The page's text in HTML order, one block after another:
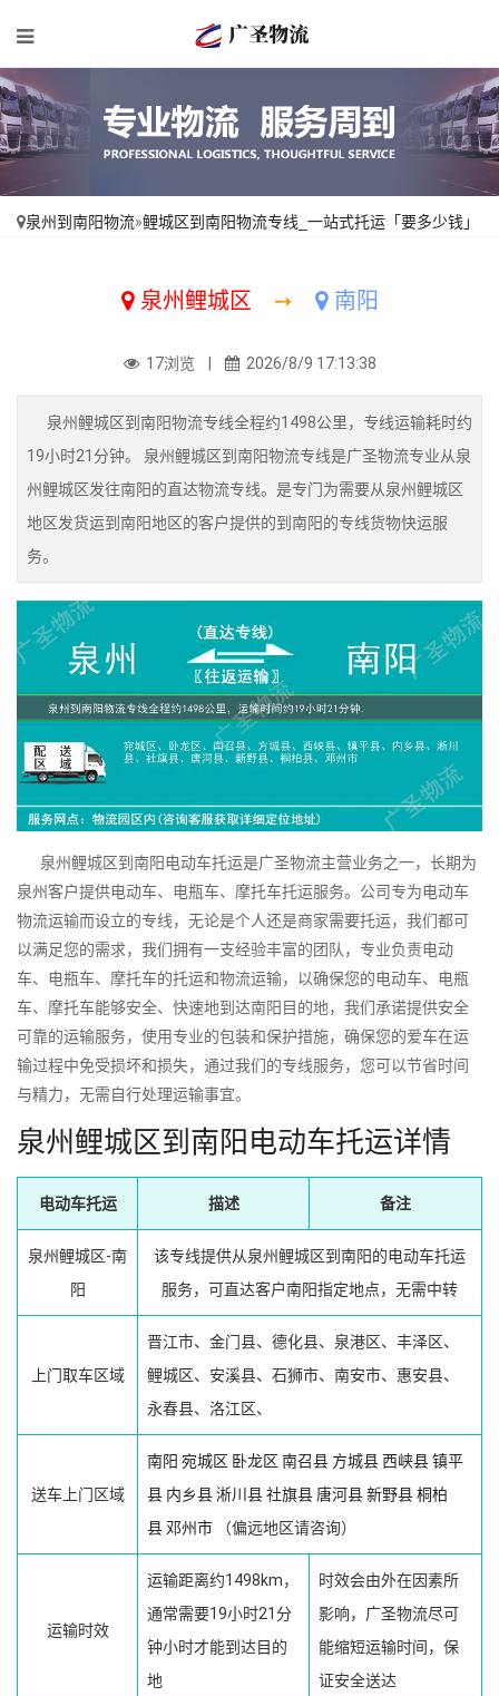
泉州到南阳物流»鲤城区到南阳物流专线_一站式托运「要多少钱」
泉州鲤城区 ➙ 南阳
17浏览 | 2026/8/9 17:13:38
泉州鲤城区到南阳物流专线全程约1498公里，专线运输耗时约
19小时21分钟。 泉州鲤城区到南阳物流专线是广圣物流专业从泉
州鲤城区发往南阳的直达物流专线。是专门为需要从泉州鲤城区
地区发货运到南阳地区的客户提供的到南阳的专线货物快运服
务。
泉州鲤城区到南阳电动车托运是广圣物流主营业务之一，长期为
泉州客户提供电动车、电瓶车、摩托车托运服务。公司专为电动车
物流运输而设立的专线，无论是个人还是商家需要托运，我们都可
以满足您的需求，我们拥有一支经验丰富的团队，专业负责电动
车、电瓶车、摩托车的托运和物流运输，以确保您的电动车、电瓶
车、摩托车能够安全、快速地到达南阳目的地，我们承诺提供安全
可靠的运输服务，使用专业的包装和保护措施，确保您的爱车在运
输过程中免受损坏和损失，通过我们的专线服务，您可以节省时间
与精力，无需自行处理运输事宜。
泉州鲤城区到南阳电动车托运详情
电动车托运 描述 备注
泉州鲤城区-南
阳
该专线提供从泉州鲤城区到南阳的电动车托运
服务，可直达客户南阳指定地点，无需中转
上门取车区域
晋江市、金门县、德化县、泉港区、丰泽区、
鲤城区、安溪县、石狮市、南安市、惠安县、
永春县、洛江区、
送车上门区域
南阳 宛城区 卧龙区 南召县 方城县西峡县镇平
县 内乡县淅川县社旗县 唐河县新野县桐柏
县邓州市 （偏远地区请咨询）
运输时效
运输距离约1498km，
通常需要19小时21分
钟小时才能到达目的
地
时效会由外在因素所
影响，广圣物流尽可
能缩短运输时间，保
证安全送达